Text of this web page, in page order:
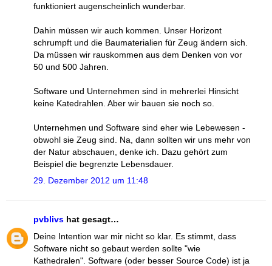
funktioniert augenscheinlich wunderbar.
Dahin müssen wir auch kommen. Unser Horizont
schrumpft und die Baumaterialien für Zeug ändern sich.
Da müssen wir rauskommen aus dem Denken von vor
50 und 500 Jahren.
Software und Unternehmen sind in mehrerlei Hinsicht
keine Katedrahlen. Aber wir bauen sie noch so.
Unternehmen und Software sind eher wie Lebewesen -
obwohl sie Zeug sind. Na, dann sollten wir uns mehr von
der Natur abschauen, denke ich. Dazu gehört zum
Beispiel die begrenzte Lebensdauer.
29. Dezember 2012 um 11:48
pvblivs hat gesagt…
Deine Intention war mir nicht so klar. Es stimmt, dass
Software nicht so gebaut werden sollte "wie
Kathedralen". Software (oder besser Source Code) ist ja